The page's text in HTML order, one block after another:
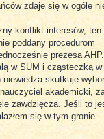
zdaje się w ogóle
konflikt interesów,
poddany procedurom
prezesa
w SUM i cząsteczką w
skutkuje
akademicki,
zawdzięcza. Jeśli to
się w tym gronie.